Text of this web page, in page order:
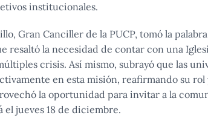
institucionales.
Gran Canciller de la PUCP, tomó la
resaltó la necesidad de contar con una
crisis. Así mismo, subrayó que las
en esta misión, reafirmando su
la oportunidad para invitar a la
el jueves 18 de diciembre.